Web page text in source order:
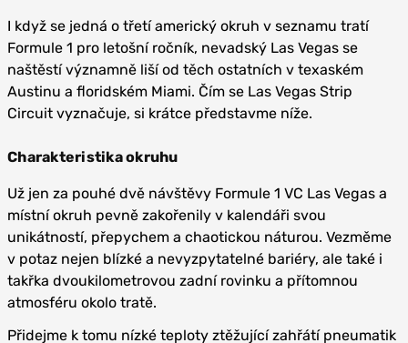
I když se jedná o třetí americký okruh v seznamu tratí
Formule 1 pro letošní ročník, nevadský Las Vegas se
naštěstí významně liší od těch ostatních v texaském
Austinu a floridském Miami. Čím se Las Vegas Strip
Circuit vyznačuje, si krátce představme níže.
Charakteristika okruhu
Už jen za pouhé dvě návštěvy Formule 1 VC Las Vegas a
místní okruh pevně zakořenily v kalendáři svou
unikátností, přepychem a chaotickou náturou. Vezměme
v potaz nejen blízké a nevyzpytatelné bariéry, ale také i
takřka dvoukilometrovou zadní rovinku a přítomnou
atmosféru okolo tratě.
Přidejme k tomu nízké teploty ztěžující zahřátí pneumatik